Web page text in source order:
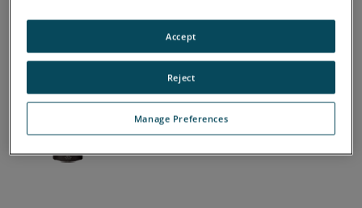
Manage Preferences
Reject
Accept